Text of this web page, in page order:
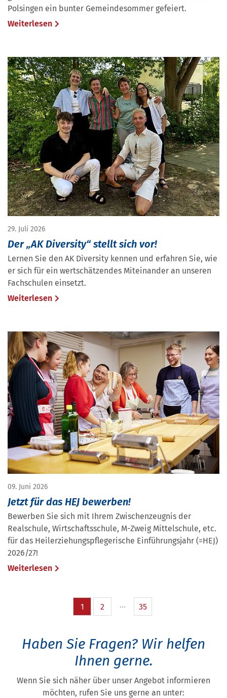
Polsingen ein bunter Gemeindesommer gefeiert.
Weiterlesen
29. Juli 2026
Der „AK Diversity“ stellt sich vor!
Lernen Sie den AK Diversity kennen und erfahren Sie, wie
er sich für ein wertschätzendes Miteinander an unseren
Fachschulen einsetzt.
Weiterlesen
09. Juni 2026
Jetzt für das HEJ bewerben!
Bewerben Sie sich mit Ihrem Zwischenzeugnis der
Realschule, Wirtschaftsschule, M-Zweig Mittelschule, etc.
für das Heilerziehungspflegerische Einführungsjahr (=HEJ)
2026/27!
Weiterlesen
1 2 35
Haben Sie Fragen? Wir helfen
Ihnen gerne.
Wenn Sie sich näher über unser Angebot informieren
möchten, rufen Sie uns gerne an unter: